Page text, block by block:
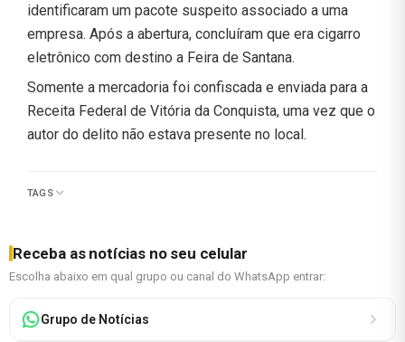
identificaram um pacote suspeito associado a uma
empresa. Após a abertura, concluíram que era cigarro
eletrônico com destino a Feira de Santana.
Somente a mercadoria foi confiscada e enviada para a
Receita Federal de Vitória da Conquista, uma vez que o
autor do delito não estava presente no local.
TAGS
Receba as notícias no seu celular
Escolha abaixo em qual grupo ou canal do WhatsApp entrar:
Grupo de Notícias